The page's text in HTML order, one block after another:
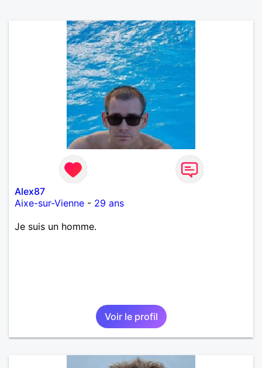
Alex87
Aixe-sur-Vienne - 29 ans
Je suis un homme.
Voir le profil